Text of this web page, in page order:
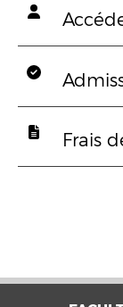
Frais